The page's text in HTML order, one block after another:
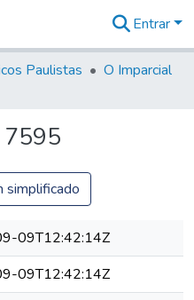
Entrar
Paulistas
O Imparcial
7595
simplificado
09T12:42:14Z
09T12:42:14Z